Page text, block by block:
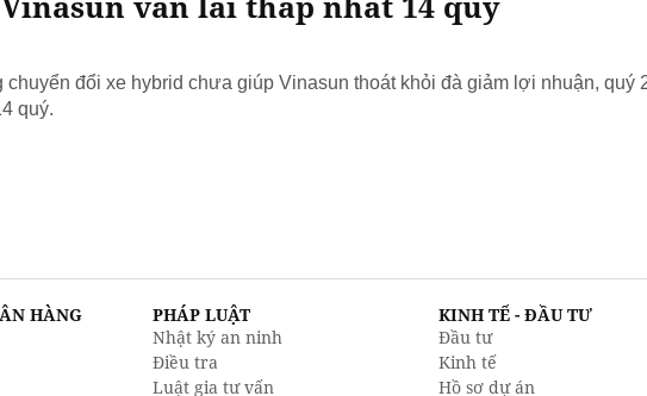
chuyển đổi xe hybrid chưa giúp Vinasun thoát khỏi đà giảm lợi nhuận, quý
quý.
HÀNG
PHÁP LUẬT
Nhật ký an ninh
Điều tra
Luật gia tư vấn
KINH TẾ - ĐẦU TƯ
Đầu tư
Kinh tế
Hồ sơ dự án